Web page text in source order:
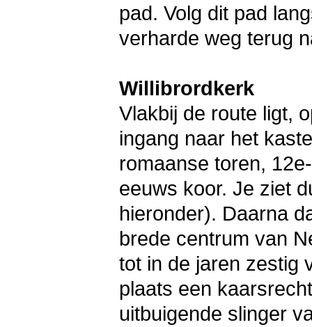
pad. Volg dit pad
verharde weg terug
Willibrordkerk
Vlakbij de route ligt,
ingang naar het
romaanse toren,
eeuws koor. Je ziet
hieronder). Daarna
brede centrum van
tot in de jaren zestig
plaats een
uitbuigende slinger